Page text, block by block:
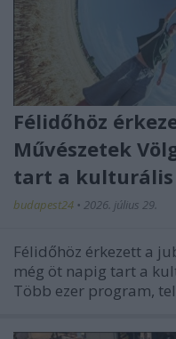
Félidőhöz
Művészetek
tart a kulturális
budapest24 • 2026. július 29.
Félidőhöz érkezett a
még öt napig tart a
Több ezer program,